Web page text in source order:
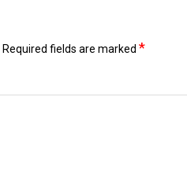
Required fields are marked *